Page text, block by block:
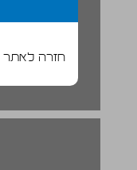
חזרה לאתר